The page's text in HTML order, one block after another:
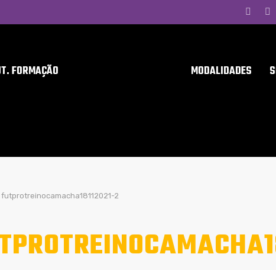
FORMAÇÃO MODALIDADES
futprotreinocamacha18112021-2